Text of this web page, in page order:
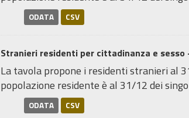
ODATA CSV
Stranieri residenti per cittadinanza e sesso
La tavola propone i residenti stranieri al
popolazione residente è al 31/12 dei
ODATA CSV